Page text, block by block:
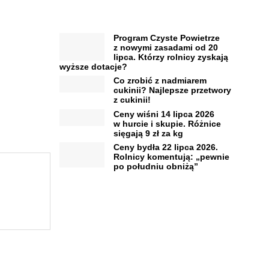
Program Czyste Powietrze
z nowymi zasadami od 20
lipca. Którzy rolnicy zyskają
wyższe dotacje?
Co zrobić z nadmiarem
cukinii? Najlepsze przetwory
z cukinii!
Ceny wiśni 14 lipca 2026
w hurcie i skupie. Różnice
sięgają 9 zł za kg
Ceny bydła 22 lipca 2026.
Rolnicy komentują: „pewnie
po południu obniżą”